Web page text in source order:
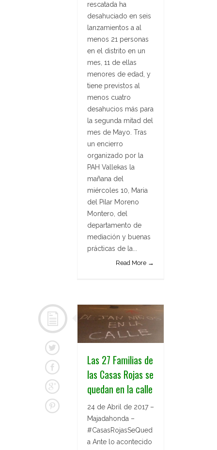
rescatada ha
desahuciado en seis
lanzamientos a al
menos 21 personas
en el distrito en un
mes, 11 de ellas
menores de edad, y
tiene previstos al
menos cuatro
desahucios más para
la segunda mitad del
mes de Mayo. Tras
un encierro
organizado por la
PAH Vallekas la
mañana del
miércoles 10, Maria
del Pilar Moreno
Montero, del
departamento de
mediación y buenas
prácticas de la...
Read More →
Las 27 Familias de
las Casas Rojas se
quedan en la calle
24 de Abril de 2017 –
Majadahonda –
#CasasRojasSeQued
a Ante lo acontecido